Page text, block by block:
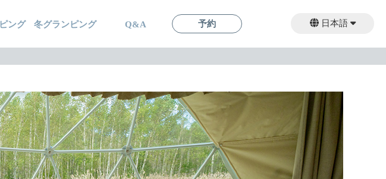
ング 冬グランピング Q&A 予約
日本語